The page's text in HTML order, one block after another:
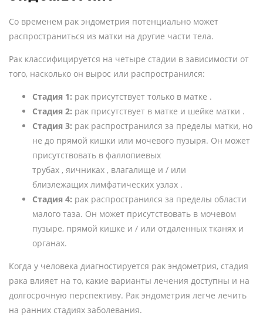
Со временем рак эндометрия потенциально может
распространиться из матки на другие части тела.
Рак классифицируется на четыре стадии в зависимости от
того, насколько он вырос или распространился:
Стадия 1: рак присутствует только в матке .
Стадия 2: рак присутствует в матке и шейке матки .
Стадия 3: рак распространился за пределы матки, но
не до прямой кишки или мочевого пузыря. Он может
присутствовать в фаллопиевых
трубах , яичниках , влагалище и / или
близлежащих лимфатических узлах .
Стадия 4: рак распространился за пределы области
малого таза. Он может присутствовать в мочевом
пузыре, прямой кишке и / или отдаленных тканях и
органах.
Когда у человека диагностируется рак эндометрия, стадия
рака влияет на то, какие варианты лечения доступны и на
долгосрочную перспективу. Рак эндометрия легче лечить
на ранних стадиях заболевания.